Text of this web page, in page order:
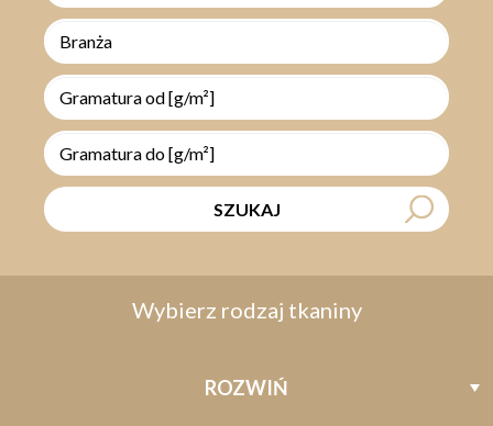
Branża
SZUKAJ
Wybierz rodzaj tkaniny
ROZWIŃ